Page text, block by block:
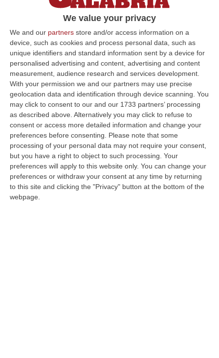
We value your privacy
We and our partners store and/or access information on a
device, such as cookies and process personal data, such as
unique identifiers and standard information sent by a device for
personalised advertising and content, advertising and content
measurement, audience research and services development.
With your permission we and our partners may use precise
geolocation data and identification through device scanning. You
may click to consent to our and our 1733 partners’ processing
as described above. Alternatively you may click to refuse to
consent or access more detailed information and change your
preferences before consenting. Please note that some
processing of your personal data may not require your consent,
but you have a right to object to such processing. Your
preferences will apply to this website only. You can change your
preferences or withdraw your consent at any time by returning
to this site and clicking the "Privacy" button at the bottom of the
webpage.
dopo settimane di trattative su più tavoli, con
l’area che fa riferimento a Mimmo Bevacqua
orientata sul nome di Pierpaolo Iantorno
(https://www.corrieredellacalabria.it/2025/03/
a-rende-aceto-e-cuzzocrea-inopportuno-il-
lancio-della-candidatura-di-iantorno/ ) è
un’altra fetta del partito che si è mossa in
modo più defilato, arrivando – tra le altre
cose – a ipotizzare un candidato di
superamento come quello dell’ex rettore
dell’Unical Gino Crisci
(https://www.corrieredellacalabria.it/2025/03/
rende-nel-pd-lipotesi-dellex-rettore-gino-
crisci-il-nostro-candidato-da-professioni-o-